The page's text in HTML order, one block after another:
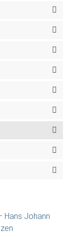
Hans Johann